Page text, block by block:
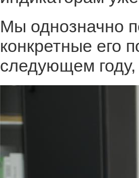
Мы однозначно
конкретные его
следующем